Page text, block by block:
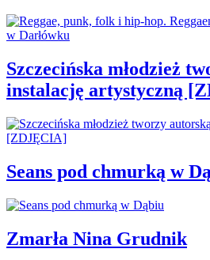
Szczecińska młodzież
instalację artystyczną
Seans pod chmurką w
Zmarła Nina Grudnik